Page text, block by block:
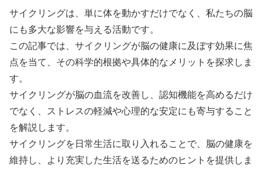
サイクリングは、単に体を動かすだけでなく、私たちの脳
にも多大な影響を与える活動です。
この記事では、サイクリングが脳の健康に及ぼす効果に焦
点を当て、その科学的根拠や具体的なメリットを探求しま
す。
サイクリングが脳の血流を改善し、認知機能を高めるだけ
でなく、ストレスの軽減や心理的な安定にも寄与すること
を解説します。
サイクリングを日常生活に取り入れることで、脳の健康を
維持し、より充実した生活を送るためのヒントを提供しま